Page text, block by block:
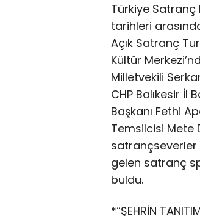
Türkiye
tarihleri
Açık Satranç
Kültür
Milletvekili
CHP Balıkesir İl
Başkanı Fethi
Temsilcisi Mete
satrançseverler
gelen satranç
buldu.
*“ŞEHRİN